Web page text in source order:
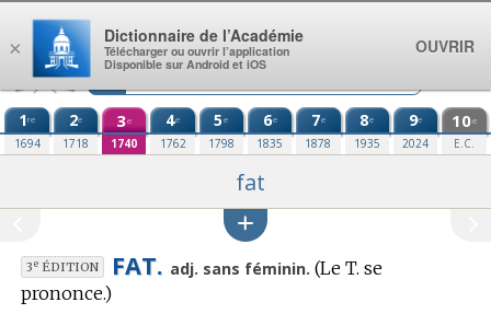
Aller au contenu
1re
1694
2e
1718
3e
1740
4e
1762
5e
1798
6e
1835
7e
1878
8e
1935
9e
2024
10e
E.C.
fat
3eÉDITION FAT. adj. sans féminin. (Le T. se
prononce.)
×
Dictionnaire de l’Académie
Télécharger ou ouvrir l’application
Disponible sur Android et iOS
OUVRIR